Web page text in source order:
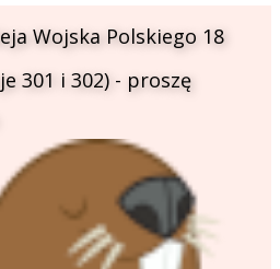
Wojska Polskiego 18
301 i 302) - proszę